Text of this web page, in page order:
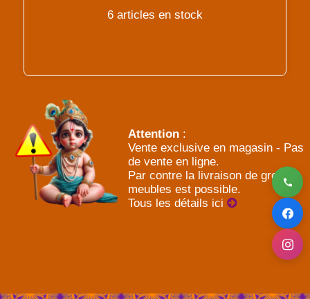
6 articles en stock
Attention :
Vente exclusive en magasin - Pas
de vente en ligne.
Par contre la livraison de gros
meubles est possible.
Tous les détails ici